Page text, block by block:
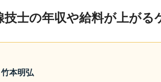
技士の年収や給料が上がる
本明弘